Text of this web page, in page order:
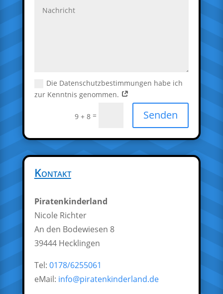
Die Datenschutzbestimmungen habe ich
zur Kenntnis genommen.
9 + 8 = Senden
Kontakt
Piratenkinderland
Nicole Richter
An den Bodewiesen 8
39444 Hecklingen
Tel: 0178/6255061
eMail: info@piratenkinderland.de